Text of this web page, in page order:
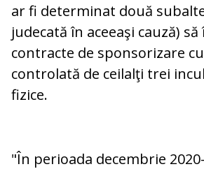
ar fi determinat două
judecată în aceeaşi cauză)
contracte de sponsorizare
controlată de ceilalţi trei
fizice.
"În perioada decembrie